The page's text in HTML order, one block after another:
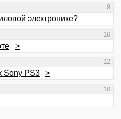
9
электронике?
16
>
12
Sony PS3 >
10